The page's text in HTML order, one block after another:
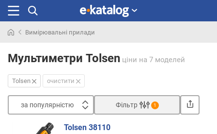
раніше
Вимірювальні прилади
Мультиметри Tolsen ціни на 7 моделей
Tolsen очистити
за популярністю Фільтр 1
Tolsen 38110